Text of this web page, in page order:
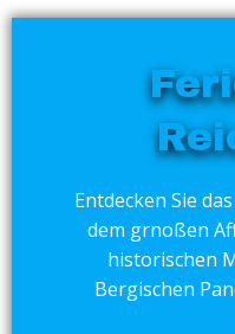
Entdecken Sie
dem grnoßen
historischen
Bergischen